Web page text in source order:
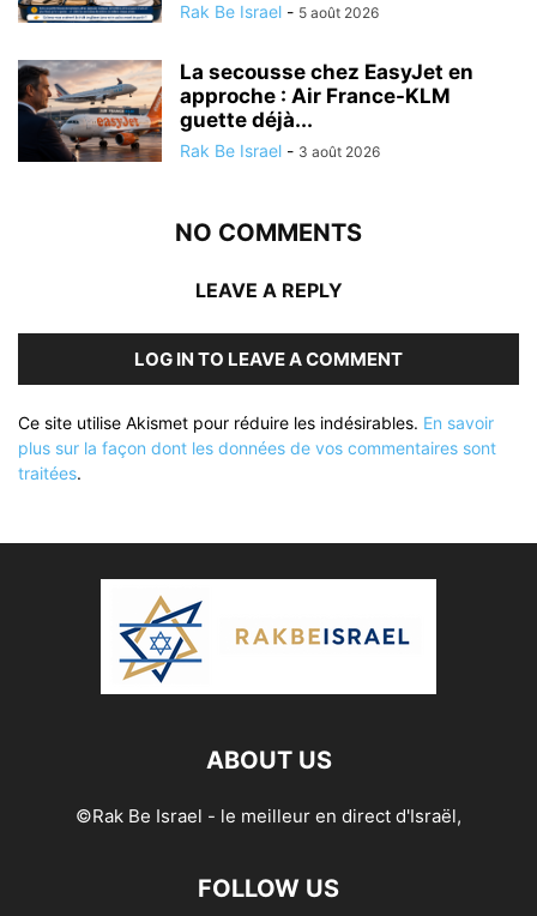
Rak Be Israel - 5 août 2026
La secousse chez EasyJet en
approche : Air France-KLM
guette déjà...
Rak Be Israel - 3 août 2026
NO COMMENTS
LEAVE A REPLY
LOG IN TO LEAVE A COMMENT
Ce site utilise Akismet pour réduire les indésirables. En savoir
plus sur la façon dont les données de vos commentaires sont
traitées.
ABOUT US
©Rak Be Israel - le meilleur en direct d'Israël,
FOLLOW US